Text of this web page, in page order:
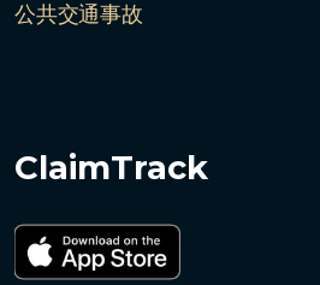
公共交通事故
ClaimTrack